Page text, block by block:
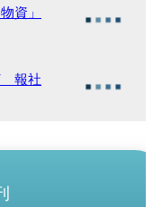
資」
報社